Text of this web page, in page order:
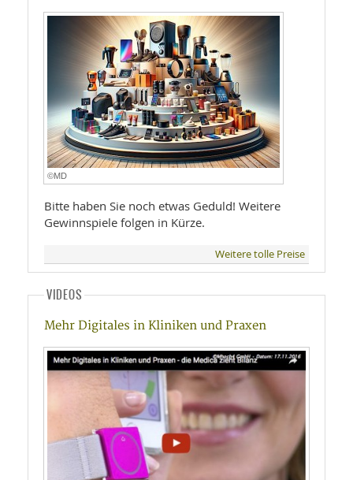
©MD
Bitte haben Sie noch etwas Geduld! Weitere
Gewinnspiele folgen in Kürze.
Weitere tolle Preise
VIDEOS
Mehr Digitales in Kliniken und Praxen